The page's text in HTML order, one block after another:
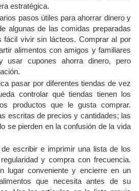
estratégica.
pasos útiles para ahorrar dinero y
algunas de las comidas preparadas
fácil vivir sin lácteos. Comprar al por
alimentos con amigos y familiares
usar cupones ahorra dinero, pero
pasar por diferentes tiendas de vez
controlar qué tiendas tienen los
productos que le gusta comprar.
escritas de precios y cantidades; las
se pierden en la confusión de la vida
escribir e imprimir una lista de los
y compra con frecuencia.
lugar conveniente y encierre en un
que necesita antes de su